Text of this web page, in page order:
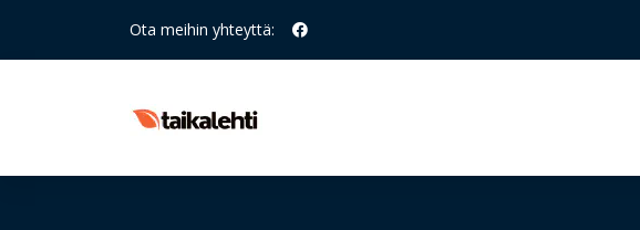
Ota meihin yhteyttä: